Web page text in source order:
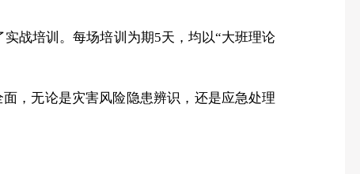
战培训。每场培训为期5天，均以“大班理论
，无论是灾害风险隐患辨识，还是应急处理